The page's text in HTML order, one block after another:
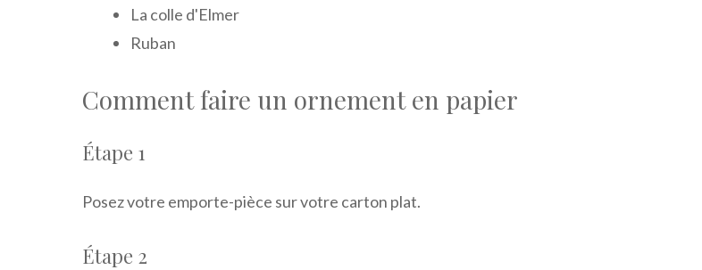
La colle d'Elmer
Ruban
Comment faire un ornement en papier
Étape 1
Posez votre emporte-pièce sur votre carton plat.
Étape 2